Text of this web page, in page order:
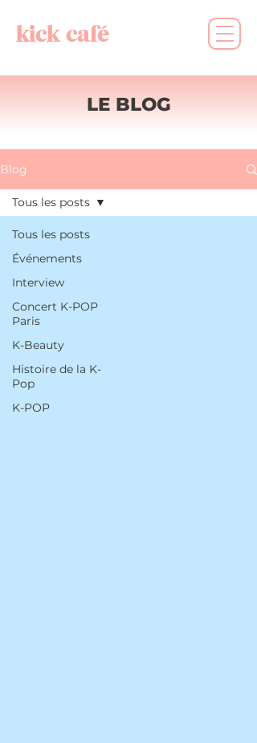
kick café
LE BLOG
Blog
Tous les posts
Événements
Interview
Concert K-POP
Paris
K-Beauty
Histoire de la K-
Pop
K-POP
Tous les posts